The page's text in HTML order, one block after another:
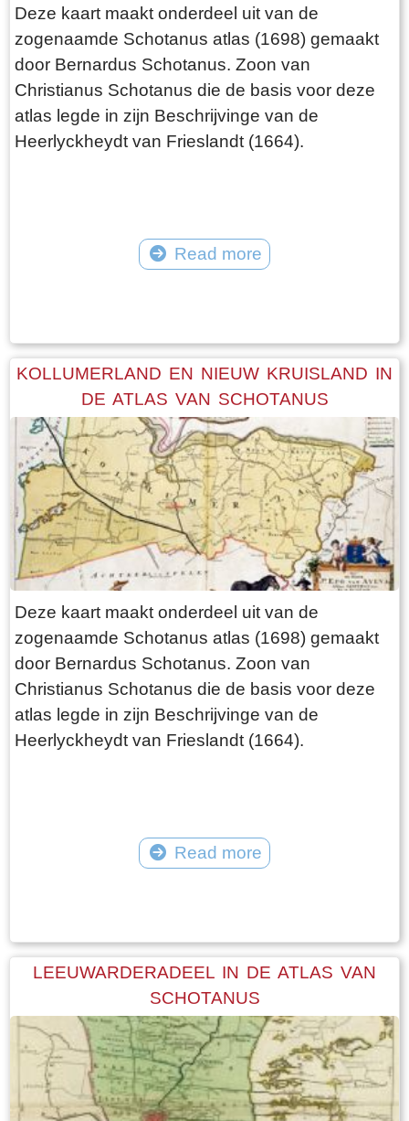
Deze kaart maakt onderdeel uit van de
zogenaamde Schotanus atlas (1698) gemaakt
door Bernardus Schotanus. Zoon van
Christianus Schotanus die de basis voor deze
atlas legde in zijn Beschrijvinge van de
Heerlyckheydt van Frieslandt (1664).
Read more
KOLLUMERLAND EN NIEUW KRUISLAND IN
DE ATLAS VAN SCHOTANUS
Deze kaart maakt onderdeel uit van de
zogenaamde Schotanus atlas (1698) gemaakt
door Bernardus Schotanus. Zoon van
Christianus Schotanus die de basis voor deze
atlas legde in zijn Beschrijvinge van de
Heerlyckheydt van Frieslandt (1664).
Read more
LEEUWARDERADEEL IN DE ATLAS VAN
SCHOTANUS